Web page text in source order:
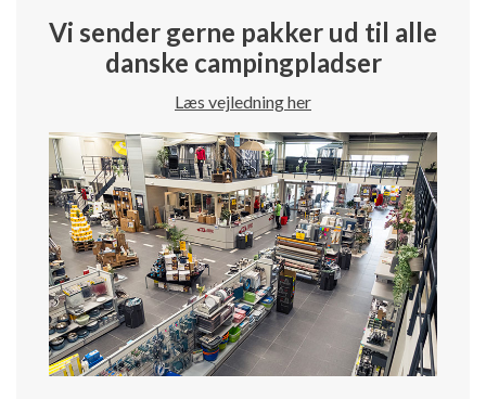
Vi sender gerne pakker ud til alle
danske campingpladser
Læs vejledning her